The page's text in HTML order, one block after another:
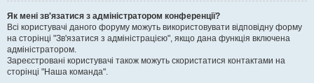
Як мені зв'язатися з адміністратором конференції?
Всі користувачі даного форуму можуть використовувати відповідну форму
на сторінці "Зв'язатися з адміністрацією", якщо дана функція включена
адміністратором.
Зареєстровані користувачі також можуть скористатися контактами на
сторінці "Наша команда".